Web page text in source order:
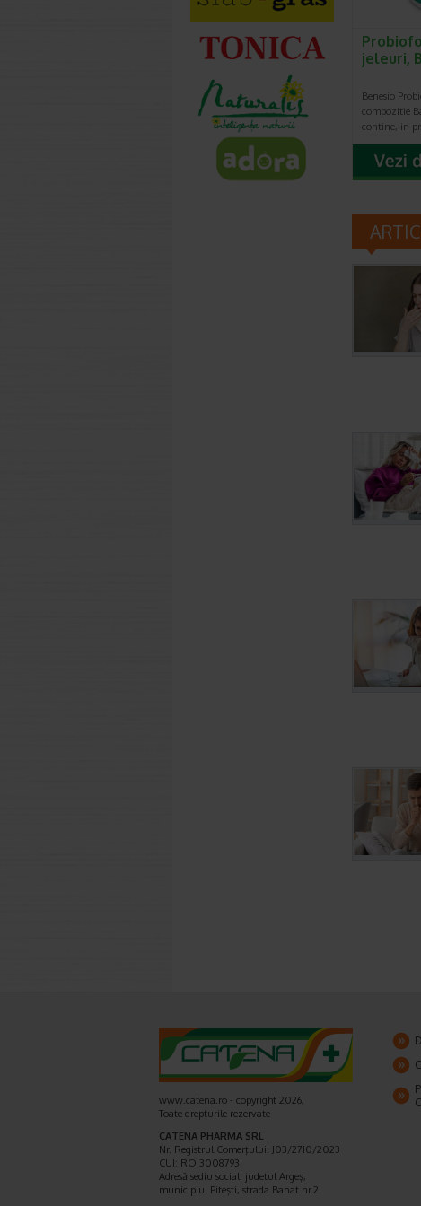
jeleuri,
Benesio
compozitie
contine, in
www.catena.ro - copyright 2026,
Toate drepturile rezervate
CATENA PHARMA SRL
Nr. Registrul Comerţului: J03/2710/2023
CUI: RO 3008793
Adresă sediu social: judetul Argeş,
municipiul Piteşti, strada Banat nr.2